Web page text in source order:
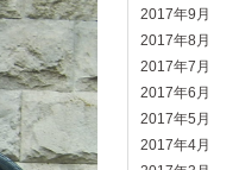
2017年9月
2017年8月
2017年7月
2017年6月
2017年5月
2017年4月